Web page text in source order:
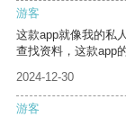
游客
这款app就像我的私
查找资料，这款app
2024-12-30
游客